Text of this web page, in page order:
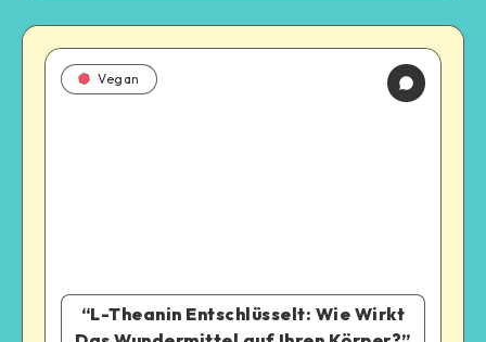
“L-Theanin Entschlüsselt: Wie Wirkt
Vegan